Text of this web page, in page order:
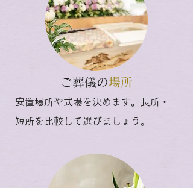
ご葬儀の場所
安置場所や式場を決めます。長所・
短所を比較して選びましょう。